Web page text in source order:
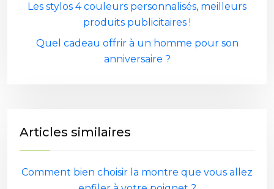
Les stylos 4 couleurs personnalisés, meilleurs
produits publicitaires !
Quel cadeau offrir à un homme pour son
anniversaire ?
Articles similaires
Comment bien choisir la montre que vous allez